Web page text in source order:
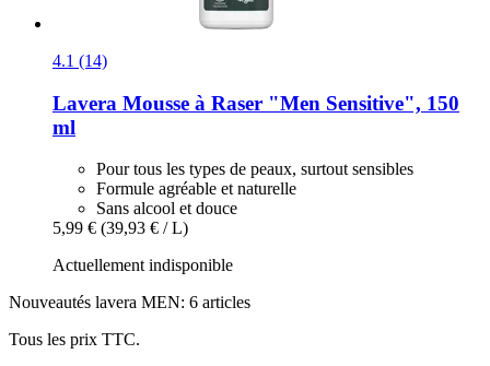
4.1 (14)
Lavera Mousse à Raser "Men Sensitive", 150
ml
Pour tous les types de peaux, surtout sensibles
Formule agréable et naturelle
Sans alcool et douce
5,99 € (39,93 € / L)
Actuellement indisponible
Nouveautés lavera MEN: 6 articles
Tous les prix TTC.